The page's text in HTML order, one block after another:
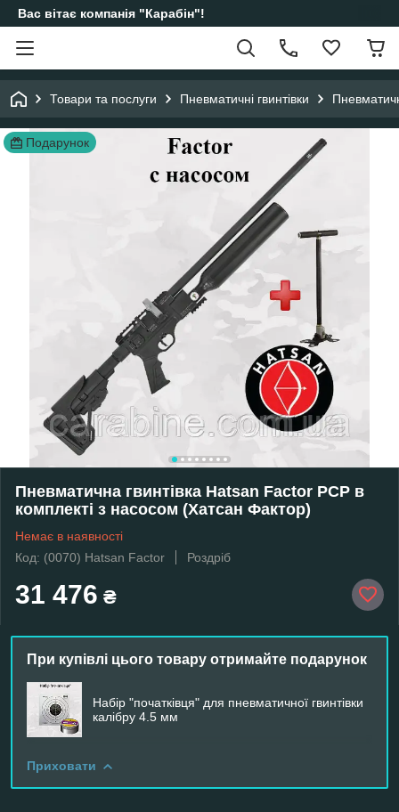
Вас вітає компанія "Карабін"!
Товари та послуги Пневматичні гвинтівки
Подарунок
Пневматична гвинтівка Hatsan Factor PCP в
комплекті з насосом (Хатсан Фактор)
Немає в наявності
Код: (0070) Hatsan Factor
Роздріб
31 476 ₴
При купівлі цього товару отримайте подарунок
Набір "початківця" для пневматичної гвинтівки
калібру 4.5 мм
Приховати